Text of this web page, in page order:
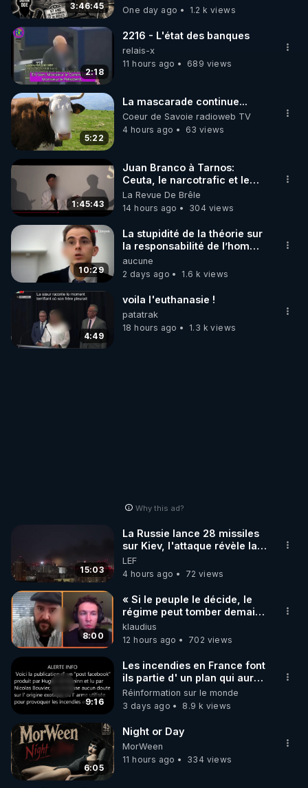
code : REGENERE10
▶ 30 jours gratuit sur l’application de méditation et
de bien-être ENVOL :
Rendez-vous sur https://www.envol.app/code
le code : REGENERE
3:46:45
One day ago
1.2 k views
2:18
2216 - L'état des banques
relais-x
11 hours ago
689 views
5:22
La mascarade continue...
Coeur de Savoie radioweb TV
4 hours ago
63 views
1:45:43
Juan Branco à Tarnos:
Ceuta, le narcotrafic et le
pouvoir en France
La Revue De Brêle
14 hours ago
304 views
10:29
La stupidité de la théorie sur
la responsabilité de l’homme
concernant le dioxyde de
carbone.
aucune
2 days ago
1.6 k views
4:49
voila l'euthanasie !
patatrak
18 hours ago
1.3 k views
Why this ad?
15:03
La Russie lance 28 missiles
sur Kiev, l'attaque révèle la
faiblesse de Kiev
LEF
4 hours ago
72 views
8:00
« Si le peuple le décide, le
régime peut tomber demain !
»
klaudius
12 hours ago
702 views
9:16
Les incendies en France font
ils partie d' un plan qui aurait
débuté le 11 septembre 2001
?
Réinformation sur le monde
3 days ago
8.9 k views
6:05
Night or Day
MorWeen
11 hours ago
334 views